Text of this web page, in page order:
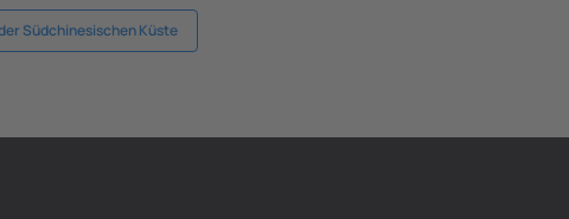
Südchinesischen Küste